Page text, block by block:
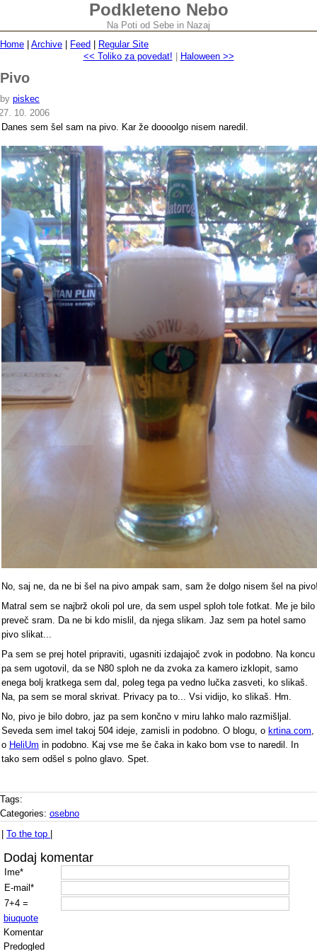
Podkleteno Nebo
Na Poti od Sebe in Nazaj
Home
Archive Feed
Regular Site
<< Toliko za povedat!
Haloween >>
Pivo
by piskec
10. 2006
Danes sem šel sam na pivo. Kar že doooolgo nisem naredil.
No, saj ne, da ne bi šel na pivo ampak sam, sam že dolgo nisem šel na
Matral sem se najbrž okoli pol ure, da sem uspel sploh tole fotkat. Me je bilo
preveč sram. Da ne bi kdo mislil, da njega slikam. Jaz sem pa hotel samo
pivo slikat...
Pa sem se prej hotel pripraviti, ugasniti izdajajoč zvok in podobno. Na koncu
pa sem ugotovil, da se N80 sploh ne da zvoka za kamero izklopit, samo
enega bolj kratkega sem dal, poleg tega pa vedno lučka zasveti, ko slikaš.
Na, pa sem se moral skrivat. Privacy pa to... Vsi vidijo, ko slikaš. Hm.
No, pivo je bilo dobro, jaz pa sem končno v miru lahko malo razmišljal.
Seveda sem imel takoj 504 ideje, zamisli in podobno. O blogu, o krtina.com,
o HeliUm in podobno. Kaj vse me še čaka in kako bom vse to naredil. In
tako sem odšel s polno glavo. Spet.
Tags:
Categories: osebno
To the top
Dodaj komentar
Ime*
E-mail*
7+4 =
biuquote
Komentar
Predogled